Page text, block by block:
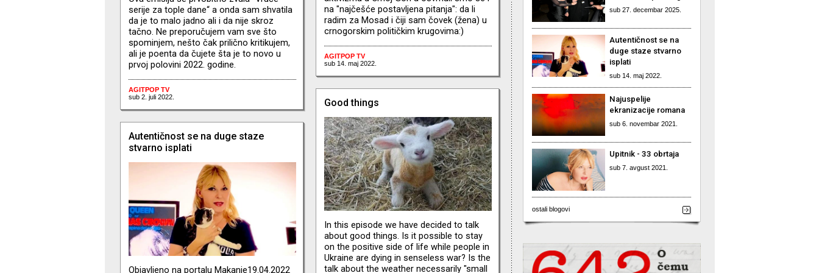
serije za tople dane“ a onda sam shvatila
da je to malo jadno ali i da nije skroz
tačno. Ne preporučujem vam sve što
spominjem, nešto čak prilično kritikujem,
ali je poenta da čujete šta je to novo u
prvoj polovini 2022. godine.
AGITPOP TV
sub 2. juli 2022.
Autentičnost se na duge staze
stvarno isplati
Objavljeno na portalu Makanje19.04.2022
na "najčešće postavljena pitanja": da li
radim za Mosad i čiji sam čovek (žena) u
crnogorskim političkim krugovima:)
AGITPOP TV
sub 14. maj 2022.
Good things
In this episode we have decided to talk
about good things. Is it possible to stay
on the positive side of life while people in
Ukraine are dying in senseless war? Is the
talk about the weather necessarily "small
sub 27. decembar 2025.
Autentičnost se na
duge staze stvarno
isplati
sub 14. maj 2022.
Najuspelije
ekranizacije romana
sub 6. novembar 2021.
Upitnik - 33 obrtaja
sub 7. avgust 2021.
ostali blogovi